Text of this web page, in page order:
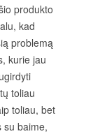
produkto
kad
problemą
kurie jau
toliau
toliau, bet
su baime,